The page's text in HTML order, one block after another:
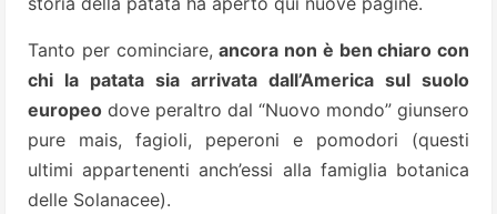
Tanto per cominciare,ancora non è ben chiaro con
chi la patata sia arrivata dall’America sul suolo
europeo dove peraltro dal “Nuovo mondo” giunsero
pure mais, fagioli, peperoni e pomodori (questi
ultimi appartenenti anch’essi alla famiglia botanica
delle Solanacee).